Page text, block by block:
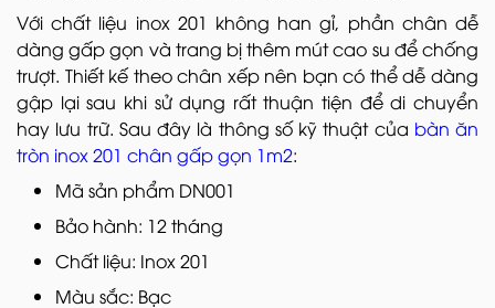
Với chất liệu inox 201 không han gỉ, phần chân dễ
dàng gấp gọn và trang bị thêm mút cao su để chống
trượt. Thiết kế theo chân xếp nên bạn có thể dễ dàng
gập lại sau khi sử dụng rất thuận tiện để di chuyển
hay lưu trữ. Sau đây là thông số kỹ thuật của bàn ăn
tròn inox 201 chân gấp gọn 1m2:
Mã sản phẩm DN001
Bảo hành: 12 tháng
Chất liệu: Inox 201
Màu sắc: Bạc